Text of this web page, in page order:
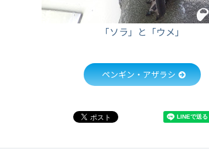
「ソラ」と「ウメ」
ペンギン・アザラシ